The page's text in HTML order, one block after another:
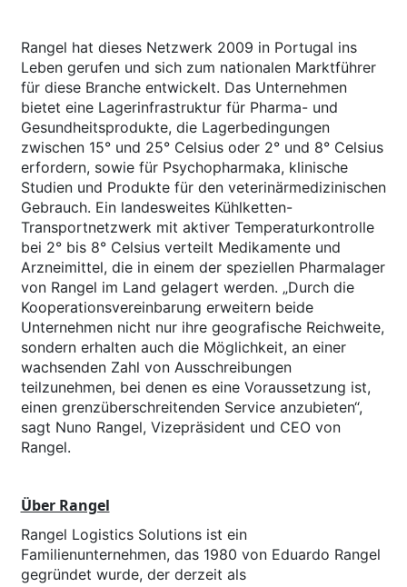
Rangel hat dieses Netzwerk 2009 in Portugal ins
Leben gerufen und sich zum nationalen Marktführer
für diese Branche entwickelt. Das Unternehmen
bietet eine Lagerinfrastruktur für Pharma- und
Gesundheitsprodukte, die Lagerbedingungen
zwischen 15° und 25° Celsius oder 2° und 8° Celsius
erfordern, sowie für Psychopharmaka, klinische
Studien und Produkte für den veterinärmedizinischen
Gebrauch. Ein landesweites Kühlketten-
Transportnetzwerk mit aktiver Temperaturkontrolle
bei 2° bis 8° Celsius verteilt Medikamente und
Arzneimittel, die in einem der speziellen Pharmalager
von Rangel im Land gelagert werden. „Durch die
Kooperationsvereinbarung erweitern beide
Unternehmen nicht nur ihre geografische Reichweite,
sondern erhalten auch die Möglichkeit, an einer
wachsenden Zahl von Ausschreibungen
teilzunehmen, bei denen es eine Voraussetzung ist,
einen grenzüberschreitenden Service anzubieten“,
sagt Nuno Rangel, Vizepräsident und CEO von
Rangel.
Über Rangel
Rangel Logistics Solutions ist ein
Familienunternehmen, das 1980 von Eduardo Rangel
gegründet wurde, der derzeit als